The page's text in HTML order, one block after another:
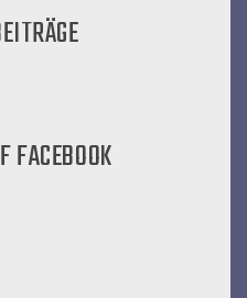
FACEBOOK